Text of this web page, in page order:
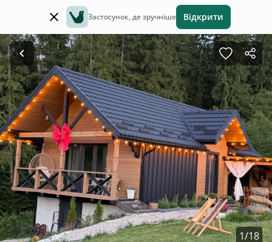
Застосунок, де зручніше Відкрити
1/18